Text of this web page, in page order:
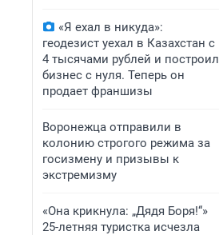
«Я ехал в никуда»:
геодезист уехал в Казахстан с
4 тысячами рублей и построил
бизнес с нуля. Теперь он
продает франшизы
Воронежца отправили в
колонию строгого режима за
госизмену и призывы к
экстремизму
«Она крикнула: „Дядя Боря!“»
25-летняя туристка исчезла